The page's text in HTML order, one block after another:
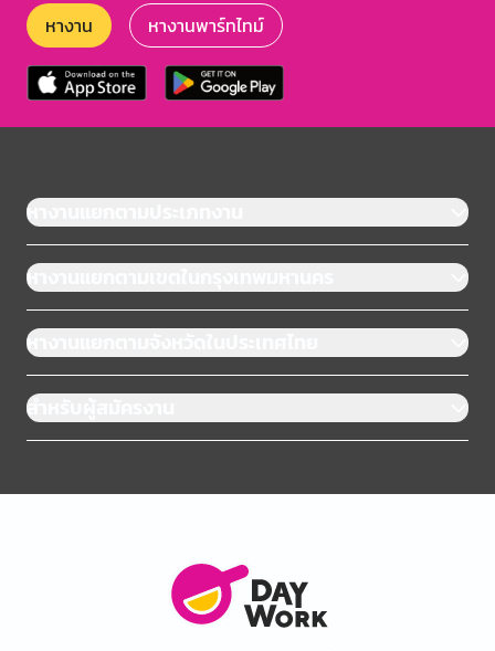
หางาน หางานพาร์ทไทม์
หางานแยกตามประเภทงาน
หางานแยกตามเขตในกรุงเทพมหานคร
หางานแยกตามจังหวัดในประเทศไทย
สำหรับผู้สมัครงาน